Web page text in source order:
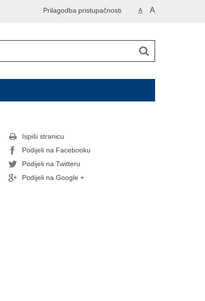
A A
Prilagodba pristupačnosti
Ispiši stranicu
Podijeli na Facebooku
Podijeli na Twitteru
Podijeli na Google +